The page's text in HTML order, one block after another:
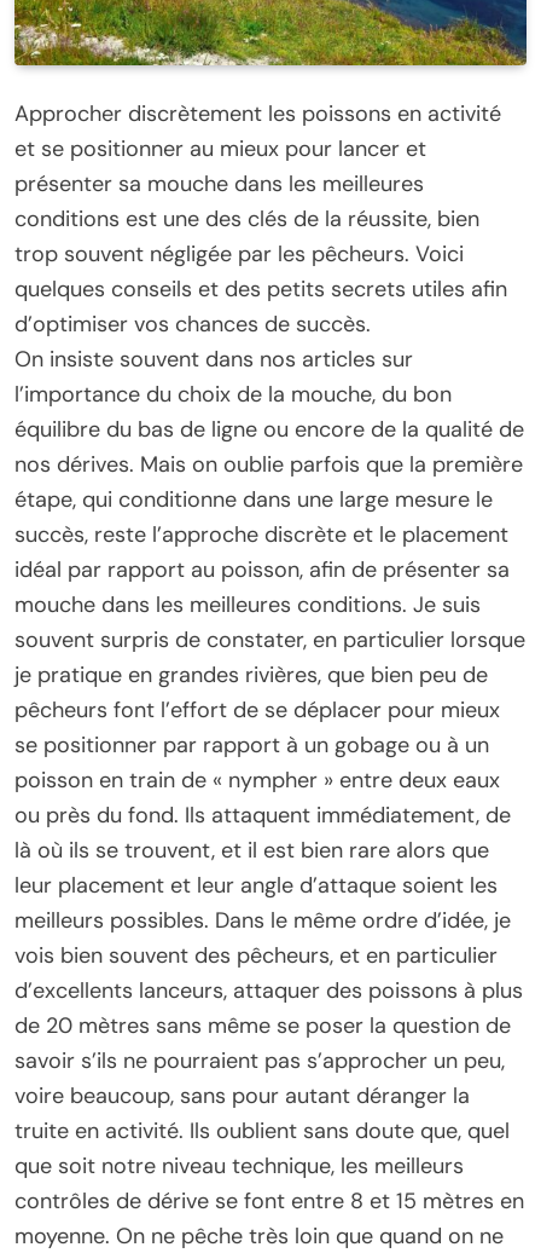
Approcher discrètement les poissons en activité
et se positionner au mieux pour lancer et
présenter sa mouche dans les meilleures
conditions est une des clés de la réussite, bien
trop souvent négligée par les pêcheurs. Voici
quelques conseils et des petits secrets utiles afin
d’optimiser vos chances de succès.
On insiste souvent dans nos articles sur
l’importance du choix de la mouche, du bon
équilibre du bas de ligne ou encore de la qualité de
nos dérives. Mais on oublie parfois que la première
étape, qui conditionne dans une large mesure le
succès, reste l’approche discrète et le placement
idéal par rapport au poisson, afin de présenter sa
mouche dans les meilleures conditions. Je suis
souvent surpris de constater, en particulier lorsque
je pratique en grandes rivières, que bien peu de
pêcheurs font l’effort de se déplacer pour mieux
se positionner par rapport à un gobage ou à un
poisson en train de « nympher » entre deux eaux
ou près du fond. Ils attaquent immédiatement, de
là où ils se trouvent, et il est bien rare alors que
leur placement et leur angle d’attaque soient les
meilleurs possibles. Dans le même ordre d’idée, je
vois bien souvent des pêcheurs, et en particulier
d’excellents lanceurs, attaquer des poissons à plus
de 20 mètres sans même se poser la question de
savoir s’ils ne pourraient pas s’approcher un peu,
voire beaucoup, sans pour autant déranger la
truite en activité. Ils oublient sans doute que, quel
que soit notre niveau technique, les meilleurs
contrôles de dérive se font entre 8 et 15 mètres en
moyenne. On ne pêche très loin que quand on ne